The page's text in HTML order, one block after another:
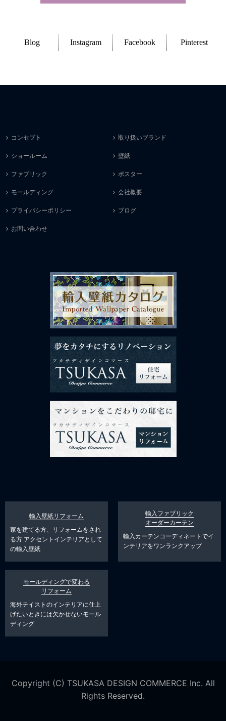
Blog Instagram Facebook Pinterest
コンセプト 取り扱いブランド
ショールーム 壁紙
ファブリック ポスター
モールディング 会社概要
プライバシーポリシー ブログ
お問い合わせ
輸入壁紙リフォーム
家を建てる方、リフォームをされ
る方 アクセントインテリアとして
の輸入壁紙
輸入ファブリック
オーダーカーテン
輸入カーテンコーディネートでイ
ンテリアをワンランクアップ
モールディングで変わる
リフォーム
海外テイストのインテリアに仕上
げたいときには欠かせないモール
ディング
Copyright (C) TSUKASA DESIGN COMMERCE Inc. All
Rights Reserved.